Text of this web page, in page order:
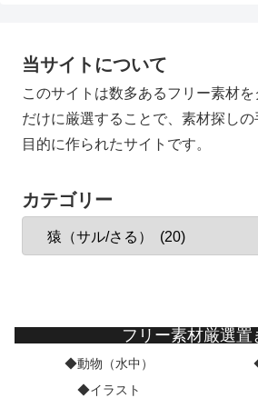
当サイトについて
このサイトは数多あるフリー素材
だけに厳選することで、素材探し
目的に作られたサイトです。
カテゴリー
フリー素材厳選置
◆動物（水中）
◆イラスト